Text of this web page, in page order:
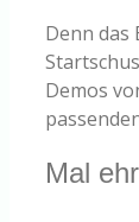
Denn das
Demos
Mal